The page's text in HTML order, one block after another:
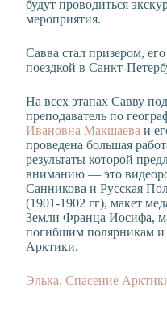
будут проводиться
мероприятия.
Савва стал призером,
поездкой в Санкт-
На всех этапах Савву
преподаватель по
Ивановна Макшаева и
проведена большая
результаты которой
вниманию — это
Санникова и Русская
(1901-1902 гг), макет
Земли Франца Иосифа,
погибшим полярникам и
Арктики.
Элька. Спасение